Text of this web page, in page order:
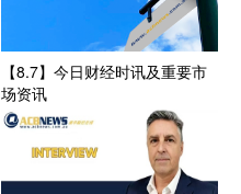
【8.7】今日财经时讯及重要市
场资讯